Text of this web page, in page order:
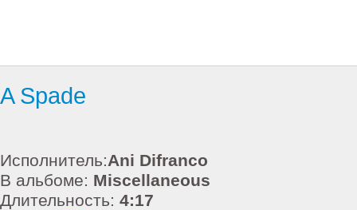
A Spade
Исполнитель:Ani Difranco
В альбоме: Miscellaneous
Длительность: 4:17